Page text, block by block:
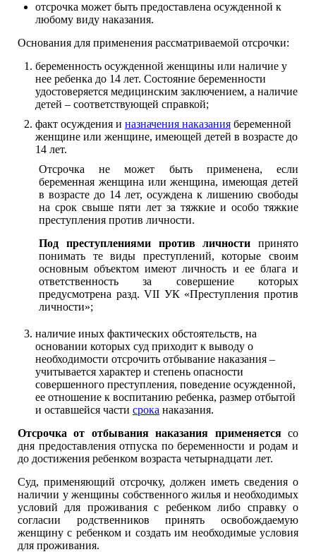
отсрочка может быть предоставлена осужденной к
любому виду наказания.
Основания для применения рассматриваемой отсрочки:
беременность осужденной женщины или наличие у
нее ребенка до 14 лет. Состояние беременности
удостоверяется медицинским заключением, а наличие
детей – соответствующей справкой;
факт осуждения и назначения наказания беременной
женщине или женщине, имеющей детей в возрасте до
14 лет.
Отсрочка не может быть применена, если
беременная женщина или женщина, имеющая детей
в возрасте до 14 лет, осуждена к лишению свободы
на срок свыше пяти лет за тяжкие и особо тяжкие
преступления против личности.
Под преступлениями против личности принято
понимать те виды преступлений, которые своим
основным объектом имеют личность и ее блага и
ответственность за совершение которых
предусмотрена разд. VII УК «Преступления против
личности»;
наличие иных фактических обстоятельств, на
основании которых суд приходит к выводу о
необходимости отсрочить отбывание наказания –
учитывается характер и степень опасности
совершенного преступления, поведение осужденной,
ее отношение к воспитанию ребенка, размер отбытой
и оставшейся части срока наказания.
Отсрочка от отбывания наказания применяетсясо
дня предоставления отпуска по беременности и родам и
до достижения ребенком возраста четырнадцати лет.
Суд, применяющий отсрочку, должен иметь сведения о
наличии у женщины собственного жилья и необходимых
условий для проживания с ребенком либо справку о
согласии родственников принять освобождаемую
женщину с ребенком и создать им необходимые условия
для проживания.